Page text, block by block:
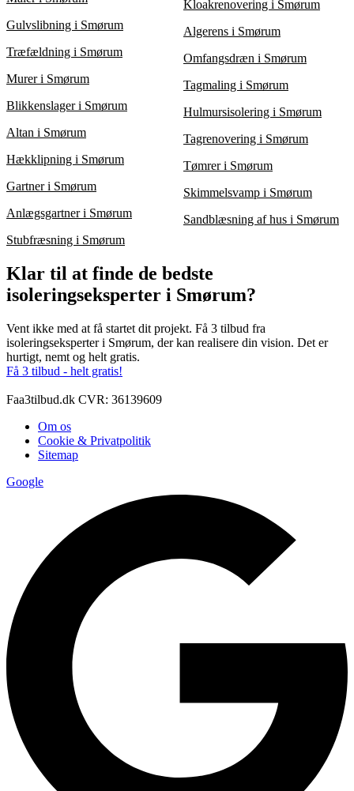
Gulvslibning i Smørum
Træfældning i Smørum
Murer i Smørum
Blikkenslager i Smørum
Altan i Smørum
Hækklipning i Smørum
Gartner i Smørum
Anlægsgartner i Smørum
Stubfræsning i Smørum
Kloakrenovering i Smørum
Algerens i Smørum
Omfangsdræn i Smørum
Tagmaling i Smørum
Hulmursisolering i Smørum
Tagrenovering i Smørum
Tømrer i Smørum
Skimmelsvamp i Smørum
Sandblæsning af hus i Smørum
Klar til at finde de bedste
isoleringseksperter i Smørum?
Vent ikke med at få startet dit projekt. Få 3 tilbud fra
isoleringseksperter i Smørum, der kan realisere din vision. Det er
hurtigt, nemt og helt gratis.
Få 3 tilbud - helt gratis!
Faa3tilbud.dk CVR: 36139609
Om os
Cookie & Privatpolitik
Sitemap
Google